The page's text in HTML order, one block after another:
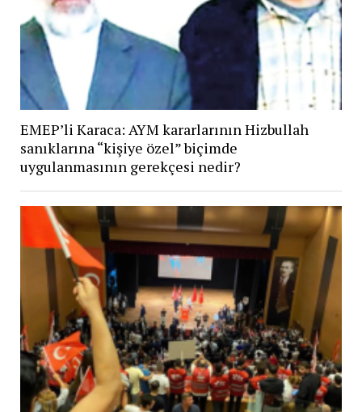
EMEP’li Karaca: AYM kararlarının Hizbullah
sanıklarına “kişiye özel” biçimde
uygulanmasının gerekçesi nedir?